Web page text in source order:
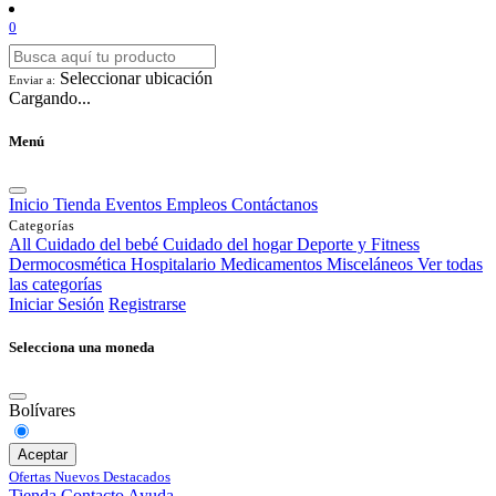
0
Enviar a: Seleccionar ubicación
Cargando...
Menú
Inicio Tienda Eventos Empleos Contáctanos
Categorías
All Cuidado del bebé Cuidado del hogar Deporte y Fitness
Dermocosmética Hospitalario Medicamentos Misceláneos Ver todas
las categorías
Iniciar Sesión Registrarse
Selecciona una moneda
Bolívares
Aceptar
Ofertas Nuevos Destacados